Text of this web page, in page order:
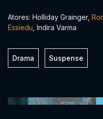
Atores: Holliday Grainger,
Essiedu , Indira Varma
Drama Suspense